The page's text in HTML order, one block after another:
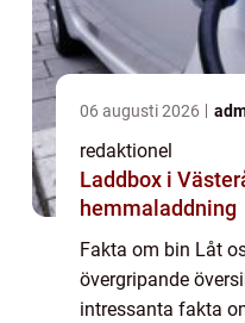
06 augusti 2026
redaktionel
Laddbox i
hemmaladdning
Fakta om bin Låt
övergripande
intressanta fakta